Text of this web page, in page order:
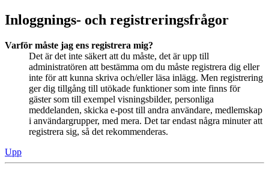
Inloggnings- och registreringsfrågor
Varför måste jag ens registrera mig?
Det är det inte säkert att du måste, det är upp till
administratören att bestämma om du måste registrera dig eller
inte för att kunna skriva och/eller läsa inlägg. Men registrering
ger dig tillgång till utökade funktioner som inte finns för
gäster som till exempel visningsbilder, personliga
meddelanden, skicka e-post till andra användare, medlemskap
i användargrupper, med mera. Det tar endast några minuter att
registrera sig, så det rekommenderas.
Upp